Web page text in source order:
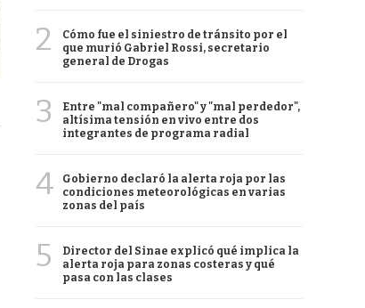
2
Cómo fue el siniestro de tránsito por el
que murió Gabriel Rossi, secretario
general de Drogas
3
Entre "mal compañero" y "mal perdedor",
altísima tensión en vivo entre dos
integrantes de programa radial
4
Gobierno declaró la alerta roja por las
condiciones meteorológicas en varias
zonas del país
5
Director del Sinae explicó qué implica la
alerta roja para zonas costeras y qué
pasa con las clases